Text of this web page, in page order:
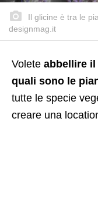
Il glicine è tra le
designmag.it
Volete abbellire
quali sono le
tutte le specie
creare una